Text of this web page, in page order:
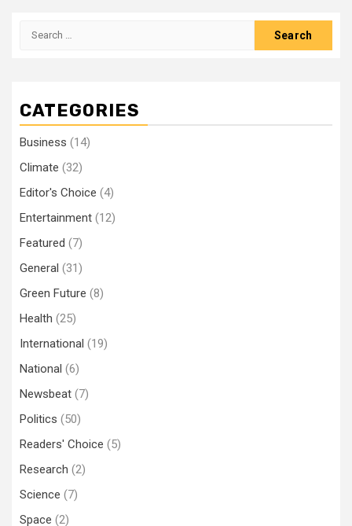
Search
CATEGORIES
Business (14)
Climate (32)
Editor's Choice (4)
Entertainment (12)
Featured (7)
General (31)
Green Future (8)
Health (25)
International (19)
National (6)
Newsbeat (7)
Politics (50)
Readers' Choice (5)
Research (2)
Science (7)
Space (2)